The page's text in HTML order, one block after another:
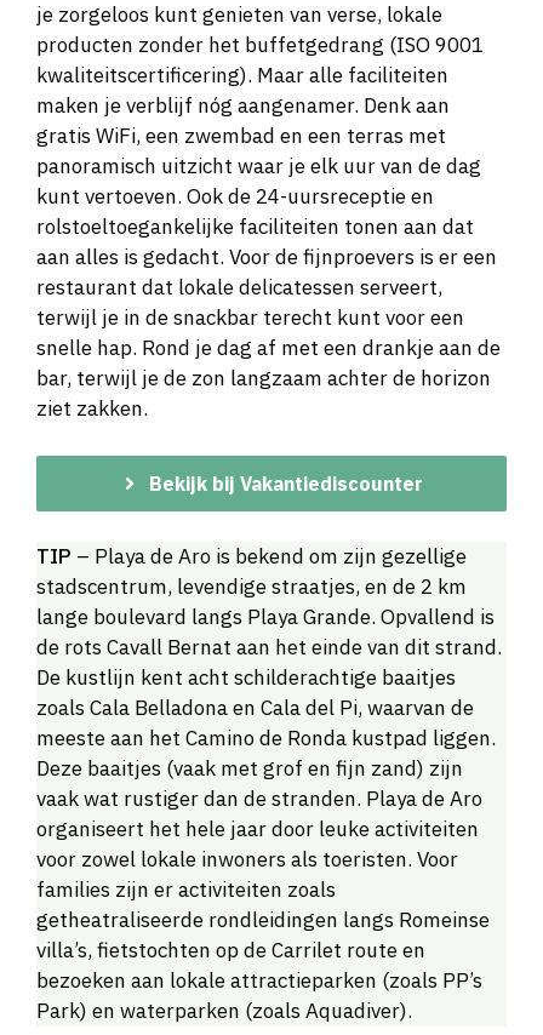
je zorgeloos kunt genieten van verse, lokale
producten zonder het buffetgedrang (ISO 9001
kwaliteitscertificering). Maar alle faciliteiten
maken je verblijf nóg aangenamer. Denk aan
gratis WiFi, een zwembad en een terras met
panoramisch uitzicht waar je elk uur van de dag
kunt vertoeven. Ook de 24-uursreceptie en
rolstoeltoegankelijke faciliteiten tonen aan dat
aan alles is gedacht. Voor de fijnproevers is er een
restaurant dat lokale delicatessen serveert,
terwijl je in de snackbar terecht kunt voor een
snelle hap. Rond je dag af met een drankje aan de
bar, terwijl je de zon langzaam achter de horizon
ziet zakken.
Bekijk bij Vakantiediscounter
TIP – Playa de Aro is bekend om zijn gezellige
stadscentrum, levendige straatjes, en de 2 km
lange boulevard langs Playa Grande. Opvallend is
de rots Cavall Bernat aan het einde van dit strand.
De kustlijn kent acht schilderachtige baaitjes
zoals Cala Belladona en Cala del Pi, waarvan de
meeste aan het Camino de Ronda kustpad liggen.
Deze baaitjes (vaak met grof en fijn zand) zijn
vaak wat rustiger dan de stranden. Playa de Aro
organiseert het hele jaar door leuke activiteiten
voor zowel lokale inwoners als toeristen. Voor
families zijn er activiteiten zoals
getheatraliseerde rondleidingen langs Romeinse
villa’s, fietstochten op de Carrilet route en
bezoeken aan lokale attractieparken (zoals PP’s
Park) en waterparken (zoals Aquadiver).